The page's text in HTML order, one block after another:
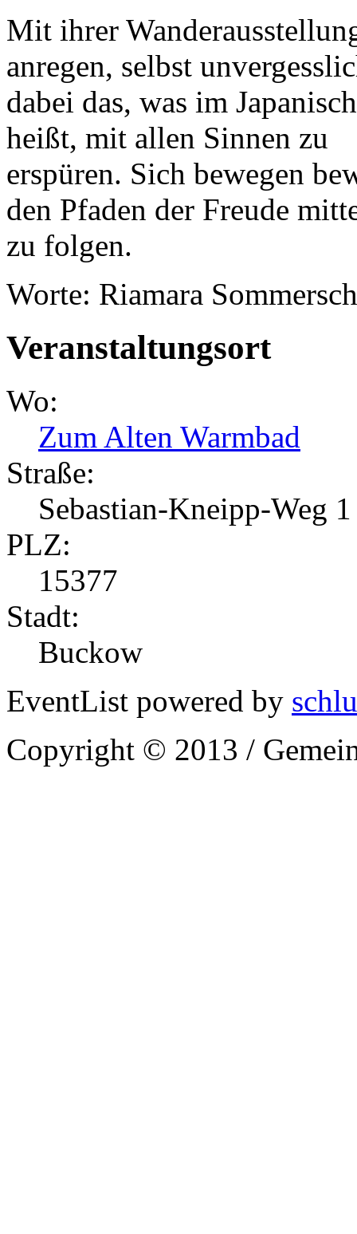
Mit ihrer
anregen, selbst
dabei das, was im
heißt, mit allen Sinnen zu
erspüren. Sich bewegen
den Pfaden der Freude
zu folgen.
Worte: Riamara
Veranstaltungsort
Wo:
Zum Alten Warmbad
Straße:
Sebastian-Kneipp-Weg 1
PLZ:
15377
Stadt:
Buckow
EventList powered by
Copyright © 2013 /